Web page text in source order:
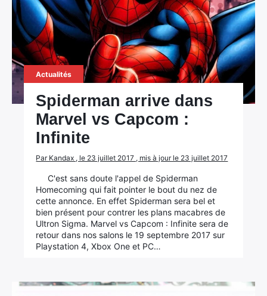
Actualités
Spiderman arrive dans
Marvel vs Capcom :
Infinite
Par Kandax , le 23 juillet 2017 , mis à jour le 23 juillet 2017
C'est sans doute l'appel de Spiderman
Homecoming qui fait pointer le bout du nez de
cette annonce. En effet Spiderman sera bel et
bien présent pour contrer les plans macabres de
Ultron Sigma. Marvel vs Capcom : Infinite sera de
retour dans nos salons le 19 septembre 2017 sur
Playstation 4, Xbox One et PC…